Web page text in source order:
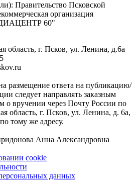
Правительство Псковской
организация
60"
область, г. Псков, ул. Ленина, д.6а
размещение ответа на публикацию/
следует направлять заказным
о вручении через Почту России по
область, г. Псков, ул. Ленина, д. 6а,
тому же адресу.
Анна Александровна
cookie
данных